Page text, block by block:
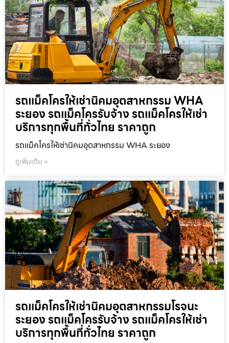
รถแม็คโครให้เช่านิคมอุตสาหกรรม WHA
ระยอง รถแม็คโครรับจ้าง รถแม็คโครให้เช่า
บริการทุกพื้นที่ทั่วไทย ราคาถูก
รถแม็คโครให้เช่านิคมอุตสาหกรรม WHA ระยอง
ดูเพิ่มเติม »
รถแม็คโครให้เช่านิคมอุตสาหกรรมโรจนะ
ระยอง รถแม็คโครรับจ้าง รถแม็คโครให้เช่า
บริการทุกพื้นที่ทั่วไทย ราคาถูก